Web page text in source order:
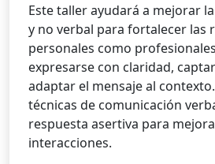
Este taller ayudará a mejorar
y no verbal para fortalecer las
personales como
expresarse con claridad,
adaptar el mensaje al
técnicas de comunicación
respuesta asertiva para
interacciones.